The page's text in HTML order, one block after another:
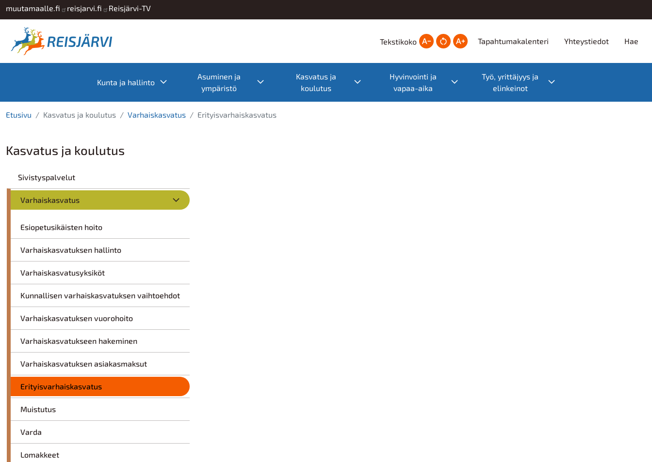
Hyppää pääsisältöön
muutamaalle.fi reisjarvi.fi Reisjärvi-TV
Tekstikoko Tapahtumakalenteri Yhteystiedot Hae
Kunta ja hallinto Toggle submenu
Asuminen ja
ympäristö
Toggle submenu
Kasvatus ja
koulutus
Toggle submenu
Hyvinvointi ja
vapaa-aika
Toggle submenu
Työ, yrittäjyys ja
elinkeinot
Toggle submenu
Etusivu Kasvatus ja koulutus Varhaiskasvatus Erityisvarhaiskasvatus
Kasvatus ja koulutus
Sivistyspalvelut
Varhaiskasvatus
Esiopetusikäisten hoito
Varhaiskasvatuksen hallinto
Varhaiskasvatusyksiköt
Kunnallisen varhaiskasvatuksen vaihtoehdot
Varhaiskasvatuksen vuorohoito
Varhaiskasvatukseen hakeminen
Varhaiskasvatuksen asiakasmaksut
Erityisvarhaiskasvatus
Muistutus
Varda
Lomakkeet